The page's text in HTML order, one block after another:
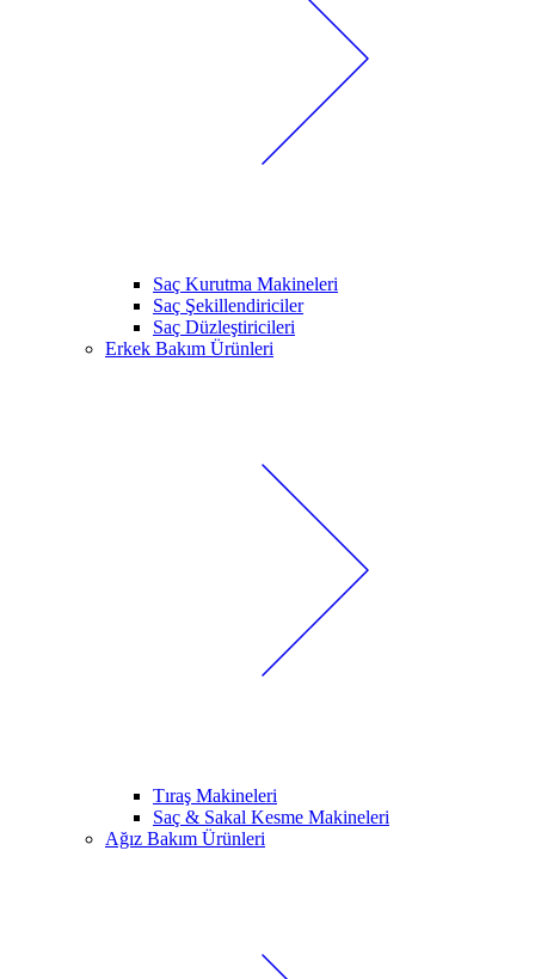
Saç Kurutma Makineleri
Saç Şekillendiriciler
Saç Düzleştiricileri
Erkek Bakım Ürünleri
Tıraş Makineleri
Saç & Sakal Kesme Makineleri
Ağız Bakım Ürünleri